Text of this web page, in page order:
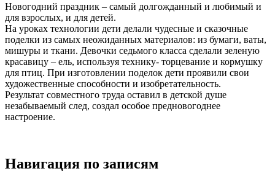
Новогодний праздник – самый долгожданный и любимый и
для взрослых, и для детей.
На уроках технологии дети делали чудесные и сказочные
поделки из самых неожиданных материалов: из бумаги, ваты,
мишуры и ткани. Девочки седьмого класса сделали зеленую
красавицу – ель, используя технику- торцевание и кормушку
для птиц. При изготовлении поделок дети проявили свои
художественные способности и изобретательность.
Результат совместного труда оставил в детской душе
незабываемый след, создал особое предновогоднее
настроение.
Навигация по записям